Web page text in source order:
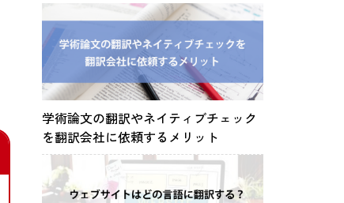
学術論文の翻訳やネイティブチェック
を翻訳会社に依頼するメリット